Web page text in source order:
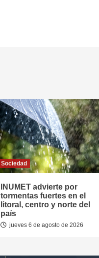
Sociedad
INUMET advierte por
tormentas fuertes en el
litoral, centro y norte del
país
jueves 6 de agosto de 2026